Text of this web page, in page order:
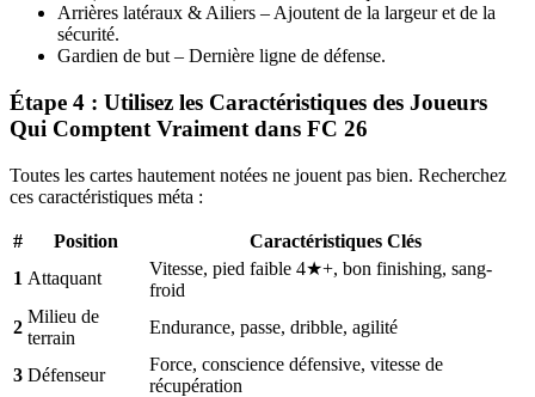
Arrières latéraux & Ailiers – Ajoutent de la largeur et de la
sécurité.
Gardien de but – Dernière ligne de défense.
Étape 4 : Utilisez les Caractéristiques des Joueurs
Qui Comptent Vraiment dans FC 26
Toutes les cartes hautement notées ne jouent pas bien. Recherchez
ces caractéristiques méta :
# Position
Caractéristiques Clés
1 Attaquant
Vitesse, pied faible 4★+, bon finishing, sang-
froid
2
Milieu de
terrain
Endurance, passe, dribble, agilité
3 Défenseur
Force, conscience défensive, vitesse de
récupération